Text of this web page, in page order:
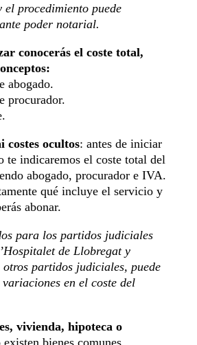
el procedimiento puede
poder notarial.
conocerás el coste total,
abogado.
procurador.
costes ocultos: antes de iniciar
te indicaremos el coste total del
abogado, procurador e IVA.
qué incluye el servicio y
abonar.
para los partidos judiciales
de Llobregat y
partidos judiciales, puede
en el coste del
vivienda, hipoteca o
existen bienes comunes,